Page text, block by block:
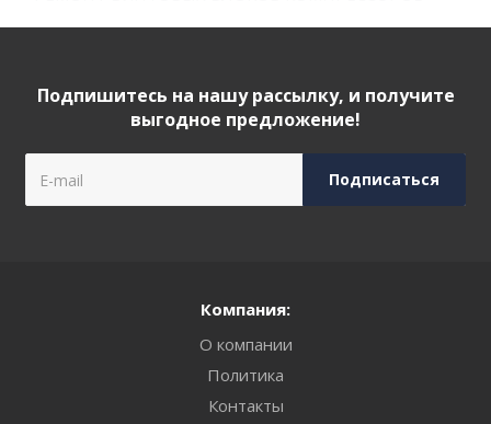
Подпишитесь на нашу рассылку, и получите
выгодное предложение!
Компания:
О компании
Политика
Контакты